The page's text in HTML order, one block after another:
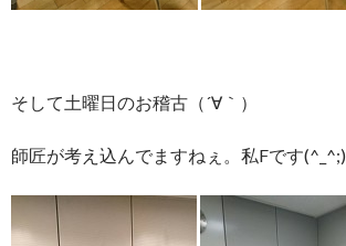
そして土曜日のお稽古（´∀｀）
師匠が考え込んでますねぇ。私Fです(^_^;)